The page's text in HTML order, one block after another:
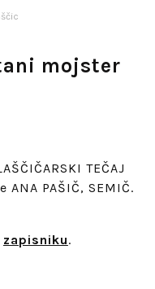
mojster
TEČAJ
PAŠIČ, SEMIČ.
zapisniku.